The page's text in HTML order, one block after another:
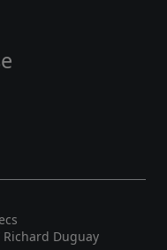
Duguay